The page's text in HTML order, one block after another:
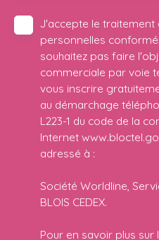
J'accepte le traitement
personnelles
souhaitez pas faire
commerciale par voie
vous inscrire
au démarchage
L223-1 du code de la
Internet
adressé à :
Société Worldline,
BLOIS CEDEX.
Pour en savoir plus